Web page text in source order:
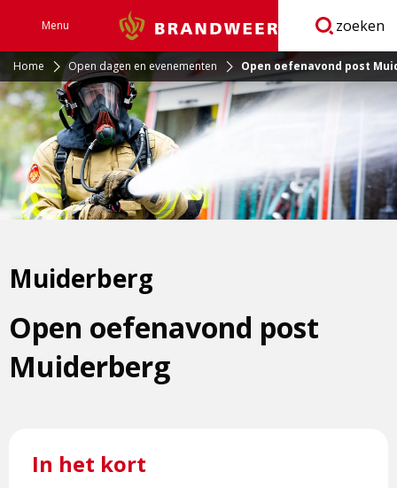
Menu Brandweer zoeken
Home Open dagen en evenementen Open oefenavond post
Open oefenavond post
Muiderberg
Muiderberg
In het kort